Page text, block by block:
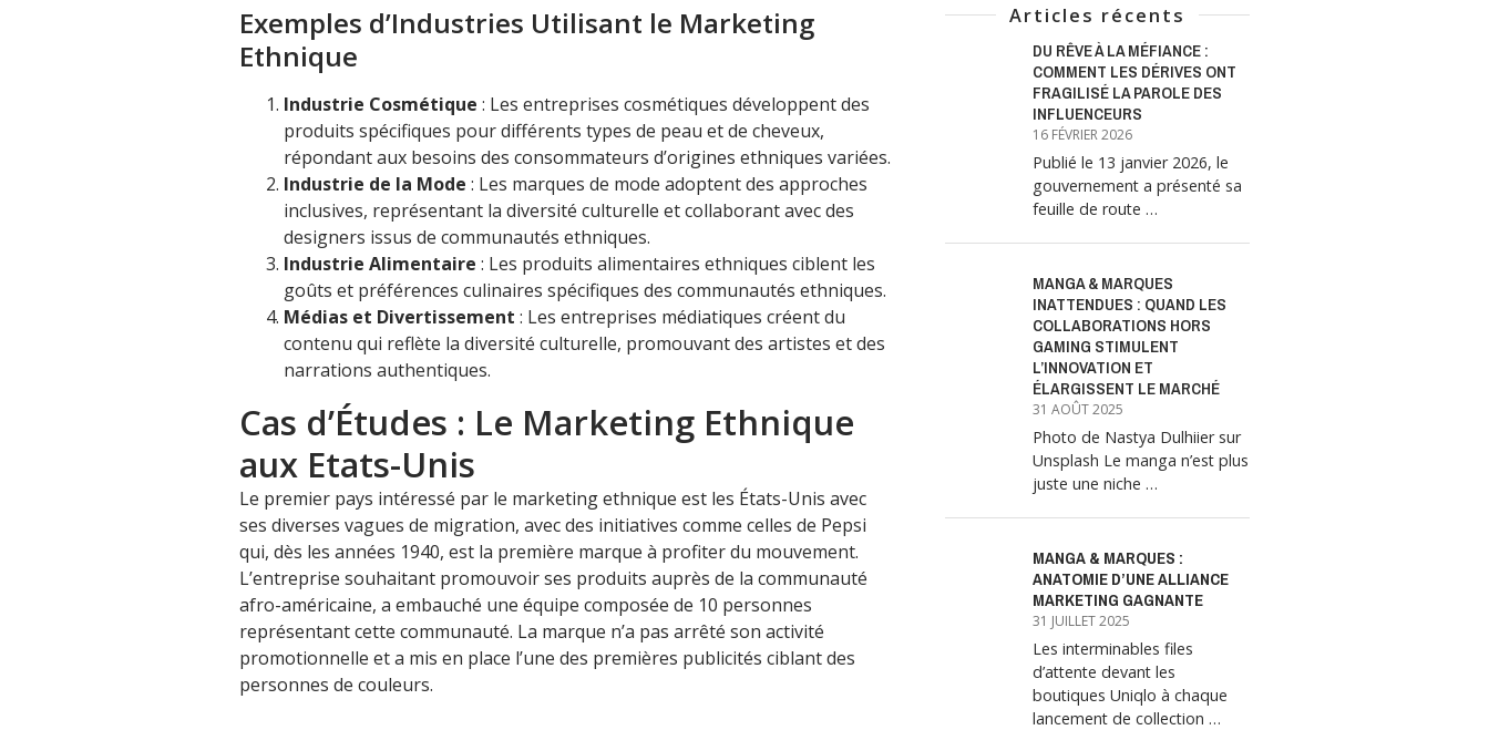
Exemples d’Industries Utilisant le Marketing
Ethnique
Industrie Cosmétique : Les entreprises cosmétiques développent des
produits spécifiques pour différents types de peau et de cheveux,
répondant aux besoins des consommateurs d’origines ethniques variées.
Industrie de la Mode : Les marques de mode adoptent des approches
inclusives, représentant la diversité culturelle et collaborant avec des
designers issus de communautés ethniques.
Industrie Alimentaire : Les produits alimentaires ethniques ciblent les
goûts et préférences culinaires spécifiques des communautés ethniques.
Médias et Divertissement : Les entreprises médiatiques créent du
contenu qui reflète la diversité culturelle, promouvant des artistes et des
narrations authentiques.
Cas d’Études : Le Marketing Ethnique
aux Etats-Unis
Le premier pays intéressé par le marketing ethnique est les États-Unis avec
ses diverses vagues de migration, avec des initiatives comme celles de Pepsi
qui, dès les années 1940, est la première marque à profiter du mouvement.
L’entreprise souhaitant promouvoir ses produits auprès de la communauté
afro-américaine, a embauché une équipe composée de 10 personnes
représentant cette communauté. La marque n’a pas arrêté son activité
promotionnelle et a mis en place l’une des premières publicités ciblant des
personnes de couleurs.
Articles récents
DU RÊVE À LA MÉFIANCE :
COMMENT LES DÉRIVES ONT
FRAGILISÉ LA PAROLE DES
INFLUENCEURS
16 FÉVRIER 2026
Publié le 13 janvier 2026, le
gouvernement a présenté sa
feuille de route …
MANGA & MARQUES
INATTENDUES : QUAND LES
COLLABORATIONS HORS
GAMING STIMULENT
L’INNOVATION ET
ÉLARGISSENT LE MARCHÉ
31 AOÛT 2025
Photo de Nastya Dulhiier sur
Unsplash Le manga n’est plus
juste une niche …
MANGA & MARQUES :
ANATOMIE D’UNE ALLIANCE
MARKETING GAGNANTE
31 JUILLET 2025
Les interminables files
d’attente devant les
boutiques Uniqlo à chaque
lancement de collection …